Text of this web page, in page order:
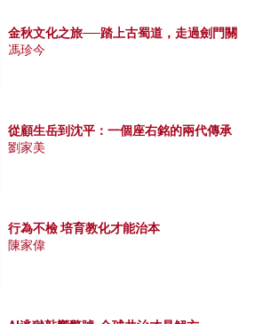
金秋文化之旅──踏上古蜀道，走過劍門關
馮珍今
從顧生岳到沈平：一個座右銘的兩代傳承
劉家美
行為不檢 培育教化才能治本
陳家偉